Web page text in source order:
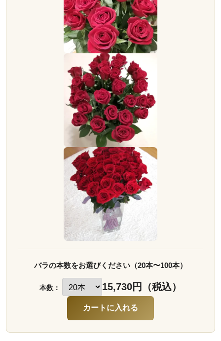
バラの本数をお選びください（20本〜100本）
本数： 15,730円（税込）